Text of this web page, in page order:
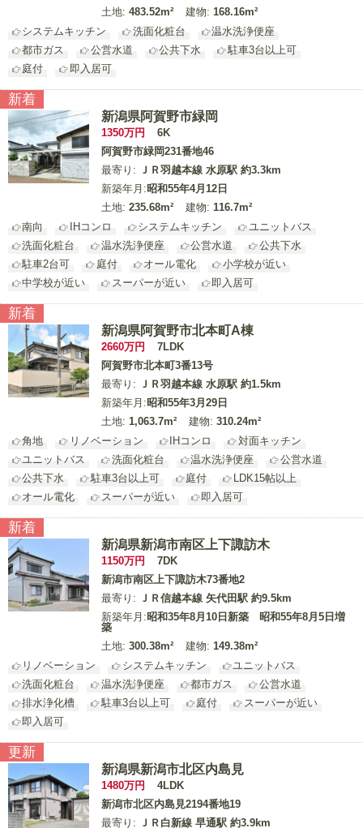
土地: 483.52m² 建物: 168.16m²
システムキッチン
洗面化粧台
温水洗浄便座
都市ガス
公営水道 公共下水
駐車3台以上可
庭付
即入居可
新着
新潟県阿賀野市緑岡
1350万円
6K
阿賀野市緑岡231番地46
最寄り: ＪＲ羽越本線 水原駅 約3.3km
新築年月:昭和55年4月12日
土地: 235.68m² 建物: 116.7m²
南向
IHコンロ システムキッチン
ユニットバス
洗面化粧台
温水洗浄便座 公営水道
公共下水
駐車2台可
庭付 オール電化
小学校が近い
中学校が近い
スーパーが近い 即入居可
新着
新潟県阿賀野市北本町A棟
2660万円
7LDK
阿賀野市北本町3番13号
最寄り: ＪＲ羽越本線 水原駅 約1.5km
新築年月:昭和55年3月29日
土地: 1,063.7m² 建物: 310.24m²
角地
リノベーション IHコンロ
対面キッチン
ユニットバス
洗面化粧台 温水洗浄便座
公営水道
公共下水
駐車3台以上可 庭付
LDK15帖以上
オール電化
スーパーが近い 即入居可
新着
新潟県新潟市南区上下諏訪木
1150万円
7DK
新潟市南区上下諏訪木73番地2
最寄り: ＪＲ信越本線 矢代田駅 約9.5km
新築年月:昭和35年8月10日新築 昭和55年8月5日増
築
土地: 300.38m² 建物: 149.38m²
リノベーション
システムキッチン
ユニットバス
洗面化粧台
温水洗浄便座 都市ガス
公営水道
排水浄化槽
駐車3台以上可 庭付
スーパーが近い
即入居可
更新
新潟県新潟市北区内島見
1480万円
4LDK
新潟市北区内島見2194番地19
最寄り: ＪＲ白新線 早通駅 約3.9km